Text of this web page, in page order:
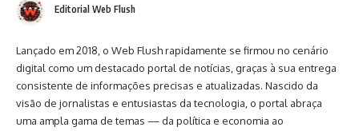
Editorial Web Flush
Lançado em 2018, o Web Flush rapidamente se firmou no cenário
digital como um destacado portal de notícias, graças à sua entrega
consistente de informações precisas e atualizadas. Nascido da
visão de jornalistas e entusiastas da tecnologia, o portal abraça
uma ampla gama de temas — da política e economia ao